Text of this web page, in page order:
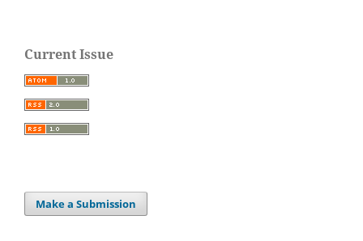
Current Issue
Make a Submission